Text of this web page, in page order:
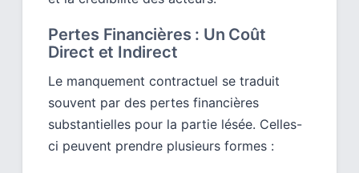
Pertes Financières : Un Coût
Direct et Indirect
Le manquement contractuel se traduit
souvent par des pertes financières
substantielles pour la partie lésée. Celles-
ci peuvent prendre plusieurs formes :